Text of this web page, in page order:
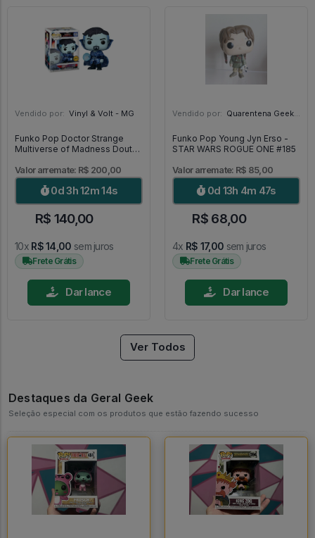
Vendido por: Vinyl & Volt - MG
Funko Pop Doctor Strange
Multiverse of Madness Doutor
Edition] - Doctor Strange
#1000
Valor arremate: R$ 200,00
0d 3h 12m 12s
R$ 140,00
10x R$ 14,00 sem juros
Frete Grátis
Dar lance
Vendido por: Quarentena Geek Store - SP
Funko Pop Young Jyn Erso -
STAR WARS ROGUE ONE #185
Valor arremate: R$ 85,00
0d 13h 4m 45s
R$ 68,00
4x R$ 17,00 sem juros
Frete Grátis
Dar lance
Ver Todos
Destaques da Geral Geek
Seleção especial com os produtos que estão fazendo sucesso